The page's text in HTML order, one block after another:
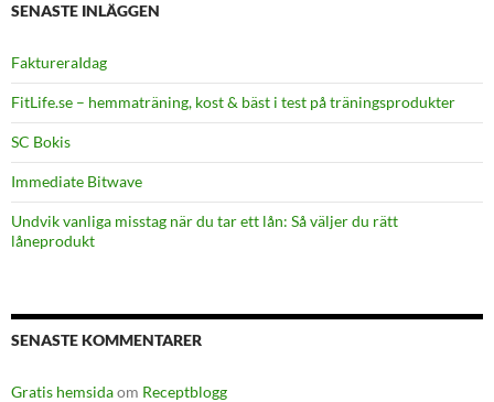
SENASTE INLÄGGEN
FaktureraIdag
FitLife.se – hemmaträning, kost & bäst i test på träningsprodukter
SC Bokis
Immediate Bitwave
Undvik vanliga misstag när du tar ett lån: Så väljer du rätt
låneprodukt
SENASTE KOMMENTARER
Gratis hemsidaom Receptblogg